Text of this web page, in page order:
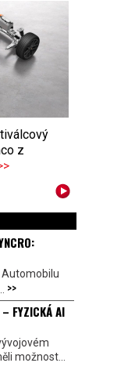
z
>>
– FYZICKÁ AI
možnost...